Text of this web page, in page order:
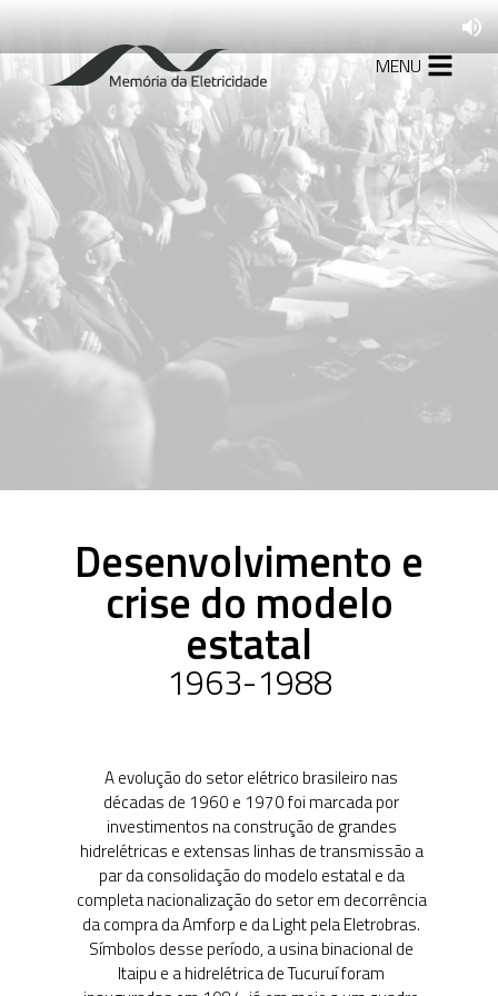
MENU
1879-1927
A formação da
indústria de energia
elétrica no Brasil
Mudanças no
Vargas
A entrada em cena
das empresas
estatais e a criação
da Eletrobras